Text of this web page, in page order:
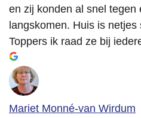
en zij konden al snel tegen
langskomen. Huis is
Toppers ik raad ze bij
Mariet Monné-van Wirdum